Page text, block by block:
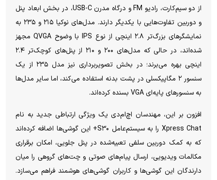
از دو سیم‌کارت، رادیو FM و درگاه مدرن USB-C، در بخش ابعاد پنل
و دوربین تفاوت‌هایی با یکدیگر دارند. مدل‌های نوکیا ۲۱۵ و ۲۳۵ به
نمایشگر‌های بزرگ‌تر ۲.۸ اینچی از نوع IPS با وضوح QVGA مجهز
شده‌اند، در حالی که مدل‌های ۲۰۰ و ۲۱۰ از پنل‌های کوچک‌تر ۲.۴
اینچی بهره می‌برند؛ در بخش تصویربرداری نیز مدل ۲۳۵ از یک
سنسور ۲ مگاپیکسلی در پشت بدنه استفاده می‌کند، اما سایر مدل‌ها
به سنسور‌های پایه‌ای VGA بسنده کرده‌اند.
افزون بر این، مهندسان اچ‌ام‌دی یک ویژگی ارتباطی جدید به نام
Xpress Chat را به سیستم‌عامل S۳۰+ این گوشی‌ها اضافه کرده‌اند
که به کمک دوربین سلفی تعبیه‌شده در پنل جلویی، امکان برقراری
مکالمات ویدیویی، ارسال پیام‌های صوتی و چت‌های گروهی را میان
دارندگان این گوشی‌ها و کاربران گوشی‌های هوشمند فراهم می‌سازد.